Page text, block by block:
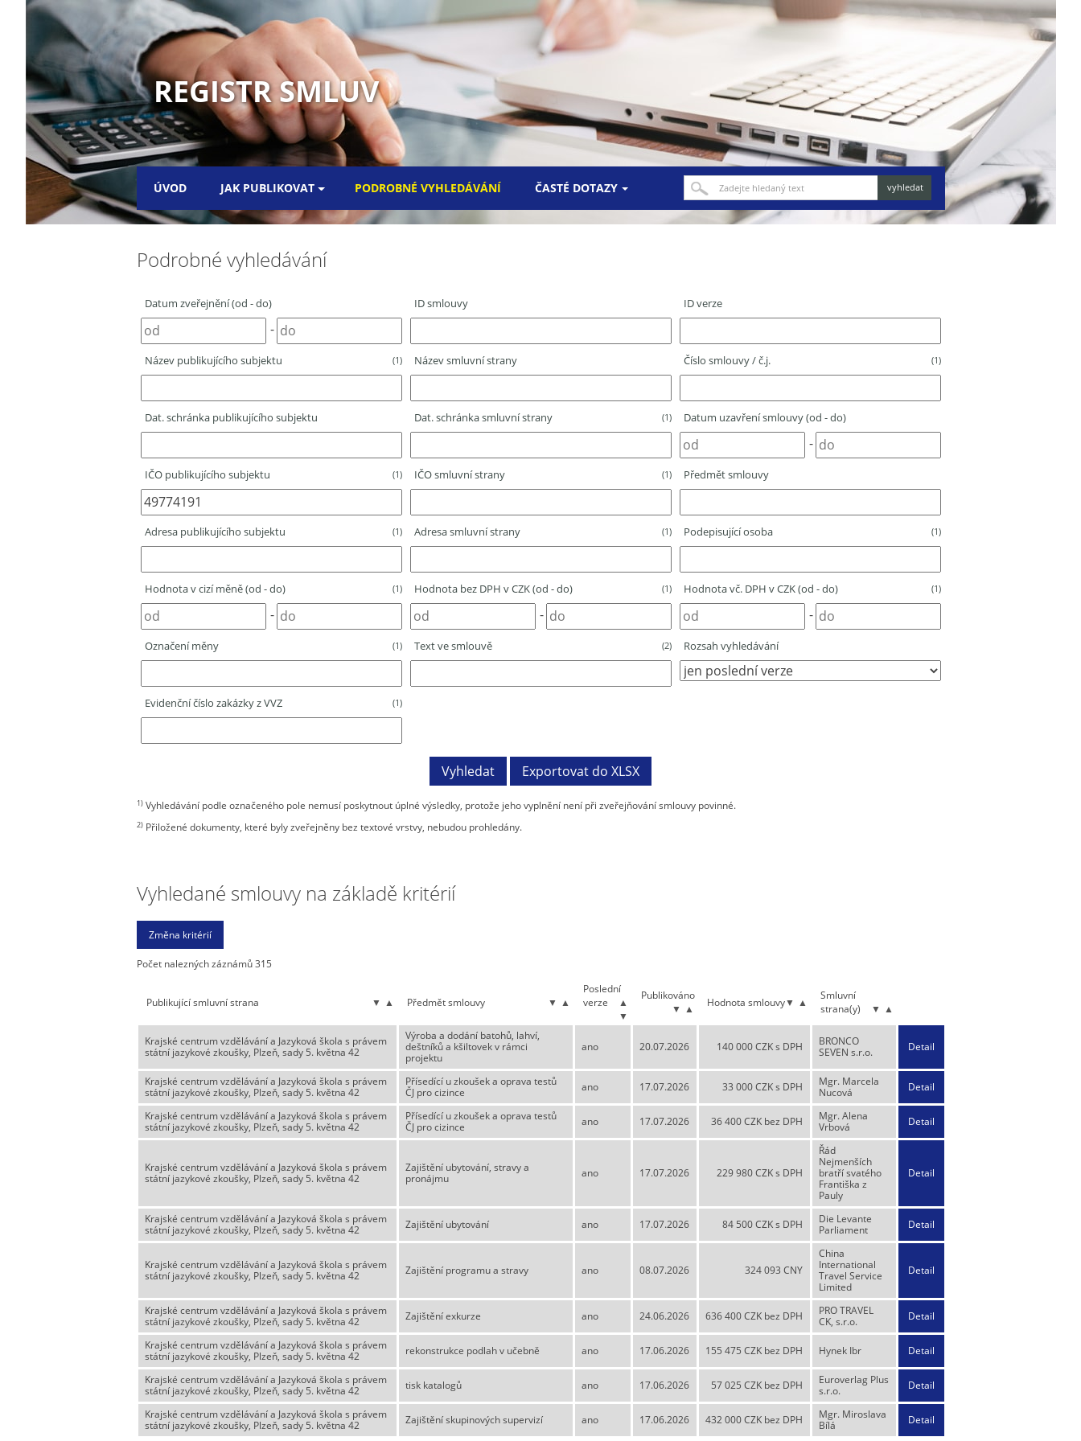
REGISTR SMLUV
ÚVOD JAK PUBLIKOVAT PODROBNÉ VYHLEDÁVÁNÍ ČASTÉ DOTAZY
Podrobné vyhledávání
Datum zveřejnění (od - do)
-
Název publikujícího subjektu (1)
Dat. schránka publikujícího subjektu
IČO publikujícího subjektu (1)
Adresa publikujícího subjektu (1)
Hodnota v cizí měně (od - do) (1)
-
Označení měny (1)
Evidenční číslo zakázky z VVZ (1)
ID smlouvy
Název smluvní strany
Dat. schránka smluvní strany (1)
IČO smluvní strany (1)
Adresa smluvní strany (1)
Hodnota bez DPH v CZK (od - do) (1)
-
Text ve smlouvě (2)
ID verze
Číslo smlouvy / č.j. (1)
Datum uzavření smlouvy (od - do)
-
Předmět smlouvy
Podepisující osoba (1)
Hodnota vč. DPH v CZK (od - do) (1)
-
Rozsah vyhledávání
1)Vyhledávání podle označeného pole nemusí poskytnout úplné výsledky, protože jeho vyplnění není při zveřejňování smlouvy povinné.
2)Přiložené dokumenty, které byly zveřejněny bez textové vrstvy, nebudou prohledány.
Vyhledané smlouvy na základě kritérií
Počet nalezných záznámů 315
Publikující smluvní strana ▲
▼ Předmět smlouvy ▲
▼
Poslední
verze
▲
▼
Publikováno
▲
▼ Hodnota smlouvy ▲
▼
Smluvní
strana(y)
▲
▼
Krajské centrum vzdělávání a Jazyková škola s právem
státní jazykové zkoušky, Plzeň, sady 5. května 42
Výroba a dodání batohů, lahví,
deštníků a kšiltovek v rámci
projektu
ano 20.07.2026 140 000 CZK s DPH
BRONCO
SEVEN s.r.o.
Detail
Krajské centrum vzdělávání a Jazyková škola s právem
státní jazykové zkoušky, Plzeň, sady 5. května 42
Přísedící u zkoušek a oprava testů
ČJ pro cizince
ano 17.07.2026 33 000 CZK s DPH
Mgr. Marcela
Nucová
Detail
Krajské centrum vzdělávání a Jazyková škola s právem
státní jazykové zkoušky, Plzeň, sady 5. května 42
Přísedící u zkoušek a oprava testů
ČJ pro cizince
ano 17.07.2026 36 400 CZK bez DPH
Mgr. Alena
Vrbová
Detail
Krajské centrum vzdělávání a Jazyková škola s právem
státní jazykové zkoušky, Plzeň, sady 5. května 42
Zajištění ubytování, stravy a
pronájmu
ano 17.07.2026 229 980 CZK s DPH
Řád
Nejmenších
bratří svatého
Františka z
Pauly
Detail
Krajské centrum vzdělávání a Jazyková škola s právem
státní jazykové zkoušky, Plzeň, sady 5. května 42
Zajištění ubytování ano 17.07.2026 84 500 CZK s DPH
Die Levante
Parliament
Detail
Krajské centrum vzdělávání a Jazyková škola s právem
státní jazykové zkoušky, Plzeň, sady 5. května 42
Zajištění programu a stravy ano 08.07.2026 324 093 CNY
China
International
Travel Service
Limited
Detail
Krajské centrum vzdělávání a Jazyková škola s právem
státní jazykové zkoušky, Plzeň, sady 5. května 42
Zajištění exkurze ano 24.06.2026 636 400 CZK bez DPH
PRO TRAVEL
CK, s.r.o.
Detail
Krajské centrum vzdělávání a Jazyková škola s právem
státní jazykové zkoušky, Plzeň, sady 5. května 42
rekonstrukce podlah v učebně ano 17.06.2026 155 475 CZK bez DPH Hynek Ibr Detail
Krajské centrum vzdělávání a Jazyková škola s právem
státní jazykové zkoušky, Plzeň, sady 5. května 42
tisk katalogů ano 17.06.2026 57 025 CZK bez DPH
Euroverlag Plus
s.r.o.
Detail
Krajské centrum vzdělávání a Jazyková škola s právem
státní jazykové zkoušky, Plzeň, sady 5. května 42
Zajištění skupinových supervizí ano 17.06.2026 432 000 CZK bez DPH
Mgr. Miroslava
Bílá
Detail